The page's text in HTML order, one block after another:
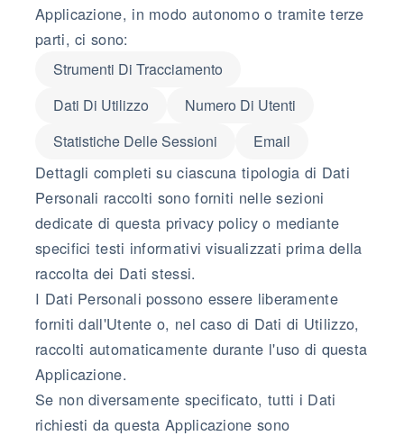
Applicazione, in modo autonomo o tramite terze
parti, ci sono:
Strumenti Di Tracciamento
Dati Di Utilizzo
Numero Di Utenti
Statistiche Delle Sessioni
Email
Dettagli completi su ciascuna tipologia di Dati
Personali raccolti sono forniti nelle sezioni
dedicate di questa privacy policy o mediante
specifici testi informativi visualizzati prima della
raccolta dei Dati stessi.
I Dati Personali possono essere liberamente
forniti dall'Utente o, nel caso di Dati di Utilizzo,
raccolti automaticamente durante l'uso di questa
Applicazione.
Se non diversamente specificato, tutti i Dati
richiesti da questa Applicazione sono